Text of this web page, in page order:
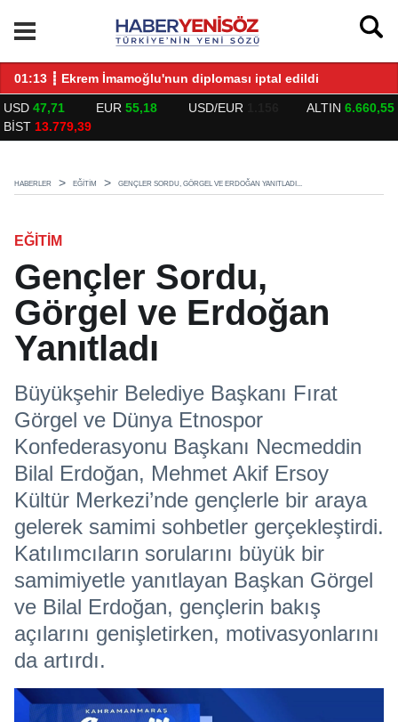
BULUŞTU
01:13 ┋ Ekrem İmamoğlu'nun diploması iptal edildi
USD 47,71 EUR 55,18 USD/EUR ALTIN 6.660,55
BİST 13.779,39
HABERLER EĞITIM GENÇLER SORDU, GÖRGEL VE ERDOĞAN YANITLADI...
EĞITIM
Gençler Sordu,
Görgel ve Erdoğan
Yanıtladı
Büyükşehir Belediye Başkanı Fırat
Görgel ve Dünya Etnospor
Konfederasyonu Başkanı Necmeddin
Bilal Erdoğan, Mehmet Akif Ersoy
Kültür Merkezi’nde gençlerle bir araya
gelerek samimi sohbetler gerçekleştirdi.
Katılımcıların sorularını büyük bir
samimiyetle yanıtlayan Başkan Görgel
ve Bilal Erdoğan, gençlerin bakış
açılarını genişletirken, motivasyonlarını
da artırdı.